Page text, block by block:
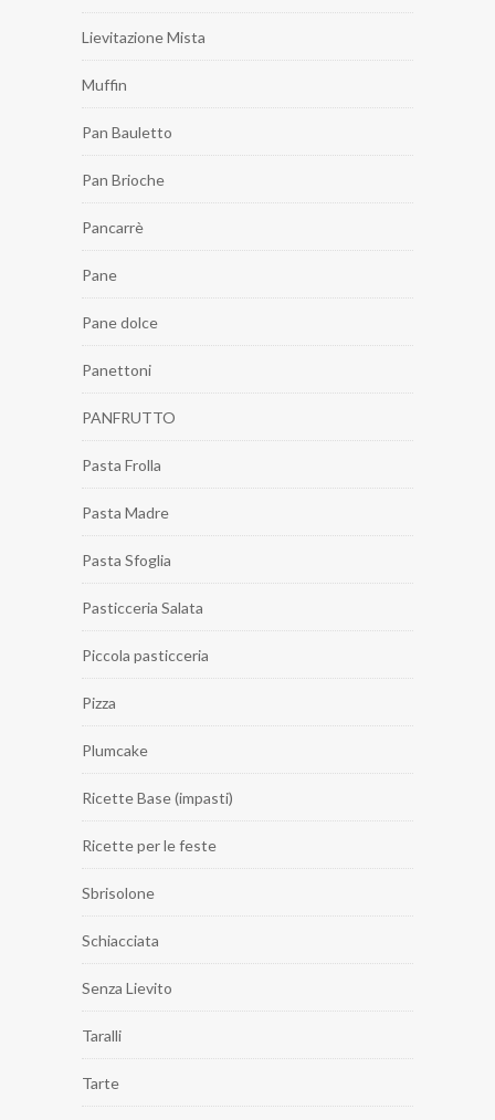
Lievitazione Mista
Muffin
Pan Bauletto
Pan Brioche
Pancarrè
Pane
Pane dolce
Panettoni
PANFRUTTO
Pasta Frolla
Pasta Madre
Pasta Sfoglia
Pasticceria Salata
Piccola pasticceria
Pizza
Plumcake
Ricette Base (impasti)
Ricette per le feste
Sbrisolone
Schiacciata
Senza Lievito
Taralli
Tarte